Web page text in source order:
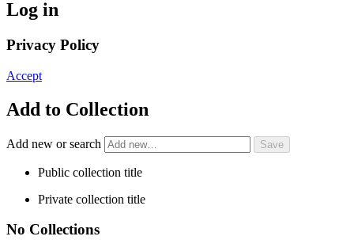
Log in
Privacy Policy
Accept
Add to Collection
Add new or search
Public collection title
Private collection title
No Collections